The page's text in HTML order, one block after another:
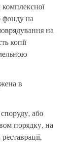
комплексної
фонду на
на
копії
в
або
порядку, на